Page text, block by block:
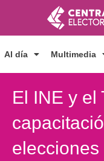
contenido
Al día Multimedia
El INE y el
elecciones